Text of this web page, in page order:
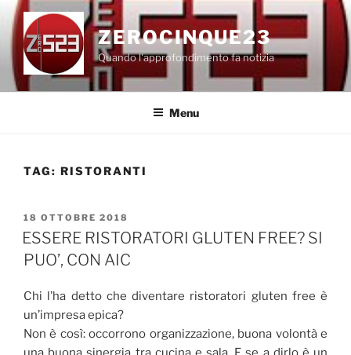
Salta
contenuto
ZEROCINQUE23
Quando l'approfondimento fa notizia
Menu
TAG: RISTORANTI
PUBBLICATO
IL
18 OTTOBRE 2018
ESSERE RISTORATORI GLUTEN FREE? SI
PUO’, CON AIC
Chi l’ha detto che diventare ristoratori gluten free è
un’impresa epica?
Non è così: occorrono organizzazione, buona volontà e